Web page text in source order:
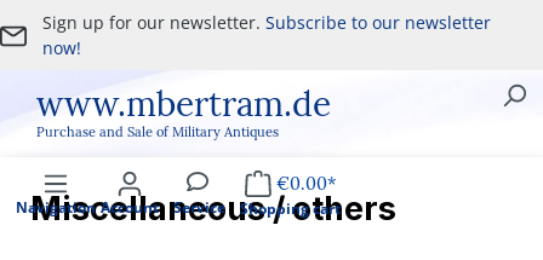
Skip to main content
Sign up for our newsletter.Subscribe to our newsletter
now!
www.mbertram.de
Purchase and Sale of Military Antiques
Navigation Account Service
€0.00*
Shopping cart
Miscellaneous / others